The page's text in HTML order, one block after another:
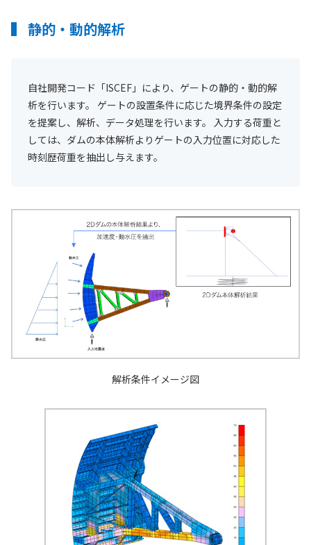
静的・動的解析
自社開発コード「ISCEF」により、ゲートの静的・動的解
析を行います。 ゲートの設置条件に応じた境界条件の設定
を提案し、解析、データ処理を行います。 入力する荷重と
しては、ダムの本体解析よりゲートの入力位置に対応した
時刻歴荷重を抽出し与えます。
解析条件イメージ図